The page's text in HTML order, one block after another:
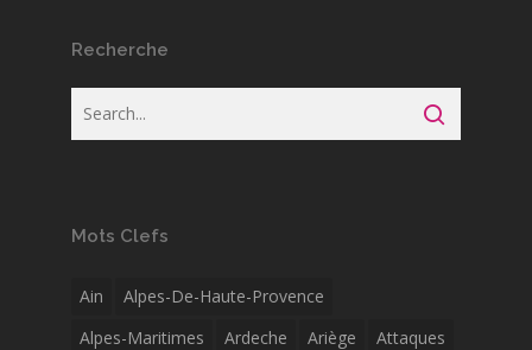
Recherche
Mots Clefs
Ain
Alpes-De-Haute-Provence
Alpes-Maritimes
Ardeche Ariège
Attaques